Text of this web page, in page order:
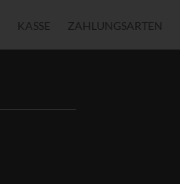
KASSE ZAHLUNGSARTEN